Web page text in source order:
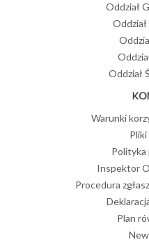
Oddział
Oddział
Warunki
Polityka
Inspektor
Procedura
Plan